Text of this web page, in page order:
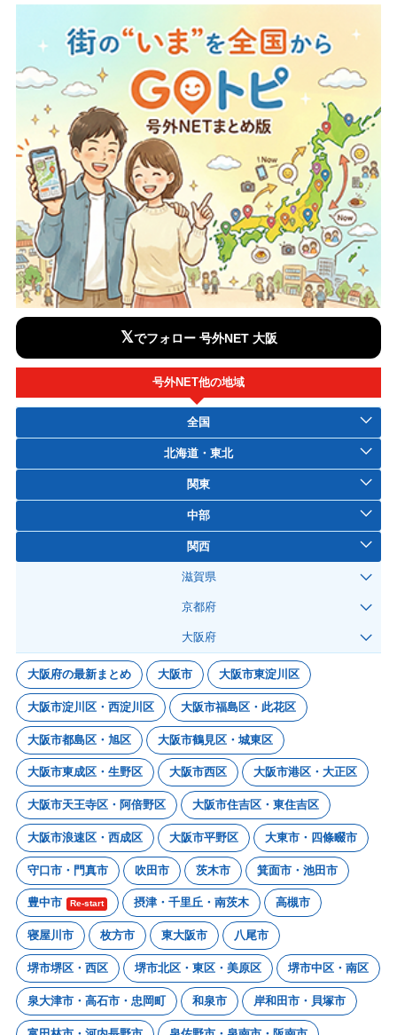
𝕏でフォロー 号外NET 大阪
号外NET他の地域
全国
北海道・東北
関東
中部
関西
滋賀県
京都府
大阪府
大阪府の最新まとめ 大阪市 大阪市東淀川区
大阪市淀川区・西淀川区 大阪市福島区・此花区
大阪市都島区・旭区 大阪市鶴見区・城東区
大阪市東成区・生野区 大阪市西区 大阪市港区・大正区
大阪市天王寺区・阿倍野区 大阪市住吉区・東住吉区
大阪市浪速区・西成区 大阪市平野区 大東市・四條畷市
守口市・門真市 吹田市 茨木市 箕面市・池田市
豊中市 Re-start 摂津・千里丘・南茨木 高槻市
寝屋川市 枚方市 東大阪市 八尾市
堺市堺区・西区 堺市北区・東区・美原区 堺市中区・南区
泉大津市・高石市・忠岡町 和泉市 岸和田市・貝塚市